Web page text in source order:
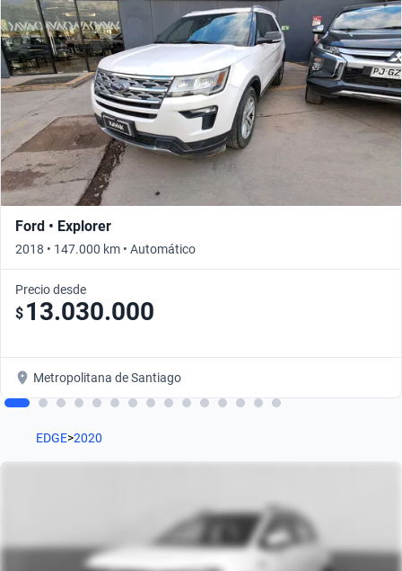
Busca por año
Ford • Explorer
2018 • 147.000 km • Automático
Precio desde
$ 13.030.000
Metropolitana de Santiago
EDGE>2020